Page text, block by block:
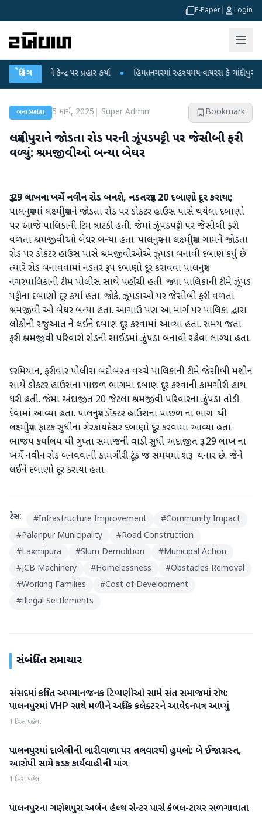
E-Paper Login
બ્રેકિંગ
ગાંધીએ કેન્દ્ર પર પ્રહાર કર્યા ● હિંમતનગરમાં રહસ્યમય વાયરસ કે ચાંદીપુરા? 6
બનાસકાંઠા 5 માર્ચ, 2025 Super Admin Bookmark
લક્ષ્મીપુરાને જોડતા રોડ પરની ઝૂંપડપટ્ટી પર જેસીબી ફરી
વળ્યું: શ્રમજીવીઓ બન્યા બેઘર
રૂ.29 લાખના ખર્ચે નવીન રોડ બનશે, નડતરરૂપ 20 દબાણો દૂર કરાયા;
પાલનપુરમાં લક્ષ્મીપુરાને જોડતા રોડ પર ડોકટર હાઉસ પાસે થયેલા દબાણો
પર આજે પાલિકાની ટિમ ત્રાટકી હતી. જેમાં ઝૂંપડપટ્ટી પર જેસીબી ફરી
વળતા શ્રમજીવીઓ બેઘર બન્યા હતા. પાલનપુરના લક્ષ્મીપુરા ગામને જોડતા
રોડ પર ડોકટર હાઉસ પાસે શ્રમજીવીઓએ ઝુંપડા બનાવી દબાણ કર્યું છે.
ત્યારે રોડ બનાવવામાં નડતર રૂપ દબાણો દૂર કરાવવા પાલનપુર
નગરપાલિકાની ટીમ પોલીસ સાથે પહોંચી હતી. જ્યા પાલિકાની ટીમે ઝૂંપડ
પટ્ટીના દબાણો દૂર કર્યા હતા. જોકે, ઝૂંપડાઓ પર જેસીબી ફરી વળતા
શ્રમજીવી ઓ બેઘર બન્યા હતા. આગાઉ પણ આ માર્ગ પર પાલિકા દ્વારા
લોકોની રજુઆત ને લઈને દબાણ દૂર કરવામાં આવ્યા હતા. સમય જતા
ફરી શ્રમજીવી પરિવારો રોડની સાઈડમાં ઝુંપડા બનાવી રહેવા લાગ્યા હતા.
દરમિયાન, ફરીવાર પોલીસ બંદોબસ્ત વચ્ચે પાલિકાની ટીમે જેસીબી મશીન
સાથે ડોકટર હાઉસના પાછળ ભાગમાં દબાણ દૂર કરવાની કામગીરી હાથ
ધરી હતી. જેમાં અંદાજીત 20 જેટલા શ્રમજીવી પરિવારના ઝુંપડા તોડી
દેવામાં આવ્યા હતા. પાલનપુર ડૉક્ટર હાઉસના પાછળ ના ભાગ થી
લક્ષ્મીપુરા ફાટક સુધીના ગેરકાયદેસર દબાણો દૂર કરવામાં આવ્યા હતા.
ભાજપ કર્યાલય થી ગુપ્તા સમાજની વાડી સુધી અંદાજીત રૂ.29 લાખ ના
ખર્ચે નવીન રોડ બનવવાની કામગીરી ટૂંક જ સમયમાં શરૂ થનાર છે. જેને
લઈને દબાણો દૂર કરાયા હતા.
ટેગ્સ: #Infrastructure Improvement #Community Impact
#Palanpur Municipality #Road Construction
#Laxmipura #Slum Demolition #Municipal Action
#JCB Machinery #Homelessness #Obstacles Removal
#Working Families #Cost of Development
#Illegal Settlements
સંબંધિત સમાચાર
બનાસકાંઠા
સંસદમાં કથિત અપમાનજનક ટિપ્પણીઓ સામે સંત સમાજમાં રોષ:
પાલનપુરમાં VHP સાથે મળીને અધિક કલેક્ટરને આવેદનપત્ર આપ્યું
1 દિવસ પહેલા
બનાસકાંઠા
પાલનપુરમાં દાબેલીની લારીવાળા પર તલવારથી હુમલો: બે ઈજાગ્રસ્ત,
આરોપી સામે કડક કાર્યવાહીની માંગ
1 દિવસ પહેલા
બનાસકાંઠા
પાલનપુરના ગણેશપુરા અર્બન હેલ્થ સેન્ટર પાસે કેબલ-ટાયર સળગાવાતા